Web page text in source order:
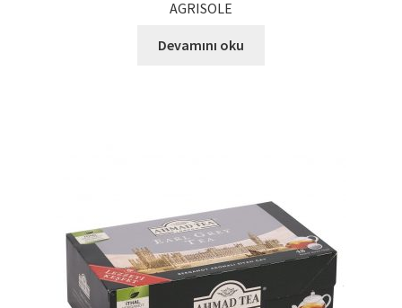
AGRISOLE
Devamını oku